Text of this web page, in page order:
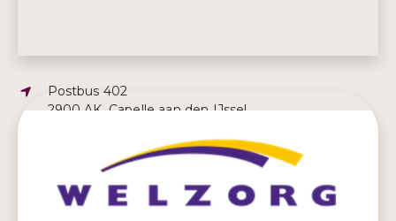
Adres:
Postbus 402
2900 AK, Capelle aan den IJssel
Telefoonnummer:
0900 - 9630